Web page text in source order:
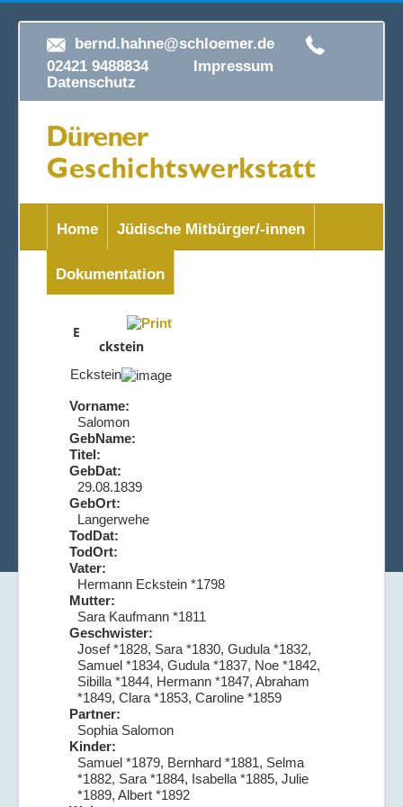
bernd.hahne@schloemer.de
02421 9488834 Impressum
Datenschutz
Home Jüdische Mitbürger/-innen
Dokumentation
E
ckstein
Eckstein
Vorname:
Salomon
GebName:
Titel:
GebDat:
29.08.1839
GebOrt:
Langerwehe
TodDat:
TodOrt:
Vater:
Hermann Eckstein *1798
Mutter:
Sara Kaufmann *1811
Geschwister:
Josef *1828, Sara *1830, Gudula *1832,
Samuel *1834, Gudula *1837, Noe *1842,
Sibilla *1844, Hermann *1847, Abraham
*1849, Clara *1853, Caroline *1859
Partner:
Sophia Salomon
Kinder:
Samuel *1879, Bernhard *1881, Selma
*1882, Sara *1884, Isabella *1885, Julie
*1889, Albert *1892